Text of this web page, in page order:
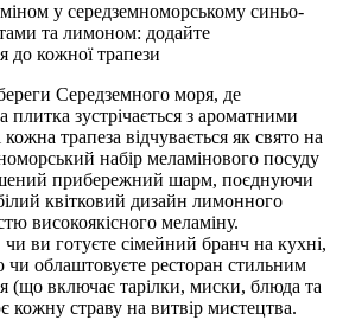
у середземноморському синьо-
та лимоном: додайте
до кожної трапези
Середземного моря, де
плитка зустрічається з ароматними
трапеза відчувається як свято на
набір меламінового посуду
прибережний шарм, поєднуючи
квітковий дизайн лимонного
високоякісного меламіну.
ви готуєте сімейний бранч на кухні,
чи облаштовуєте ресторан стильним
(що включає тарілки, миски, блюда та
кожну страву на витвір мистецтва.